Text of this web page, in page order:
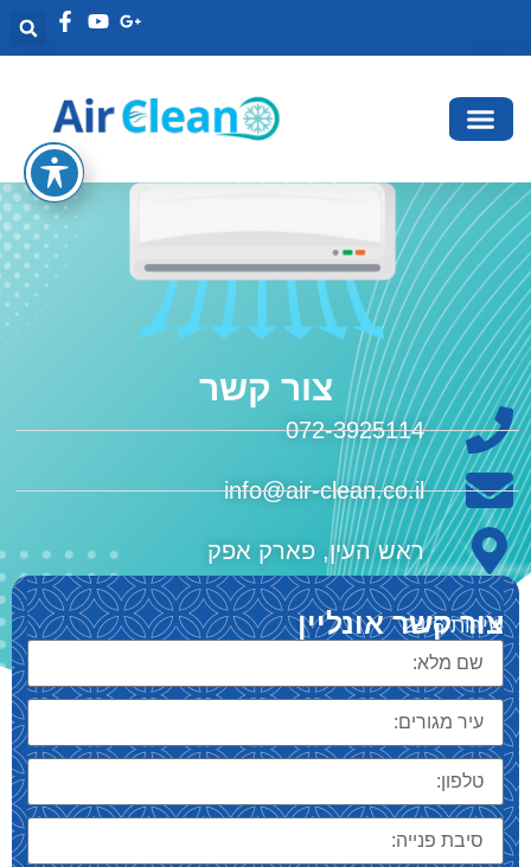
צור קשר
072-3925114
info@air-clean.co.il
ראש העין, פארק אפק
שירות 24/6
צור קשר אונליין